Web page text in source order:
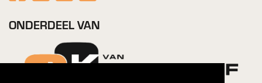
ONDERDEEL VAN